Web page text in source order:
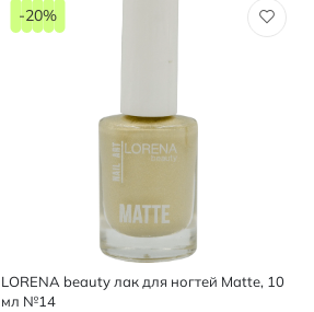
5
мл
LORENA beauty лак для ногтей Matte, 10
мл №14
-20%